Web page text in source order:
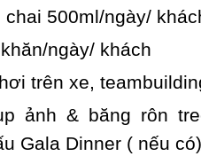
500ml/ngày/
ngày/ khách
trên xe,
ảnh & băng rôn
Gala Dinner ( nếu có)